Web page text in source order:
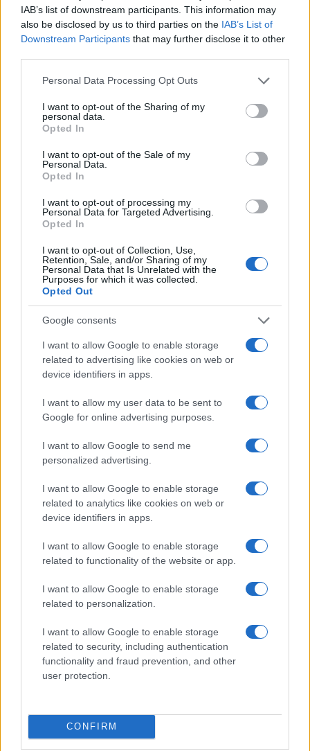
IAB’s list of downstream participants. This information may
also be disclosed by us to third parties on the IAB’s List of
Downstream Participants that may further disclose it to other
Please note that this website/app uses one or more Google
not limited to your visit or usage behaviour. You may click to
grant or deny consent to Google and its third-party tags to
use your data for below specified purposes in below Google
consent section.
Personal Data Processing Opt Outs
I want to opt-out of the Sharing of my
personal data.
Opted In
I want to opt-out of the Sale of my
Personal Data.
Opted In
I want to opt-out of processing my
Personal Data for Targeted Advertising.
Opted In
I want to opt-out of Collection, Use,
Retention, Sale, and/or Sharing of my
Personal Data that Is Unrelated with the
Purposes for which it was collected.
Opted Out
Google consents
I want to allow Google to enable storage
related to advertising like cookies on web or
device identifiers in apps.
I want to allow my user data to be sent to
Google for online advertising purposes.
I want to allow Google to send me
personalized advertising.
I want to allow Google to enable storage
related to analytics like cookies on web or
device identifiers in apps.
I want to allow Google to enable storage
related to functionality of the website or app.
I want to allow Google to enable storage
related to personalization.
I want to allow Google to enable storage
related to security, including authentication
functionality and fraud prevention, and other
user protection.
CONFIRM
Συνολικά 8.800 μαθητές και μαθήτριες από 110 σχολεία
της περιοχής, συμμετείχαν στις δράσεις που οργάνωσε
η Δ/νση Φυσικής Αγωγής του ΥΠΑΙΘΑ και οι οποίες
υλοποιούνται από εκπαιδευτικούς φυσικής αγωγής και
Η Υπουργός Παιδείας, Θρησκευμάτων και Αθλητισμού,
«Με χαρά ανακοινώνουμε σήμερα, την ανακαίνιση δύο
ιστορικών γυμναστηρίων της Αθήνας. Η δημιουργία
αναπόσπαστο κομμάτι της εκπαιδευτικής διαδικασίας.
Ταυτόχρονα, όμως αντανακλά και τη δέσμευση της
στα παιδιά μας μία εκπαίδευση που δεν προάγει μόνο τη
γνώση, αλλά και την πνευματική υγεία και ευεξία.
Λαμβάνουμε τα μηνύματα από τις τοπικές κοινωνίες,
καταγράφουμε τις παρατηρήσεις των εκπαιδευτικών
μας, αλλά κυρίως ακούμε τους μαθητές μας και
αφουγκραζόμαστε τις ανάγκες τους.
Αυτό που μας γεμίζει με αισιοδοξία και ικανοποίηση
είναι ότι στους υφιστάμενους χώρους των δύο
δημιουργικές εκπαιδευτικές δράσεις, στο πλαίσιο της
αθλητικής παιδείας και της βιωματικής μάθησης.
Η παιδεία μας αξίζει τα καλύτερα και θα συνεχίσουμε να
εργαζόμαστε με συνέπεια γι’ αυτό».